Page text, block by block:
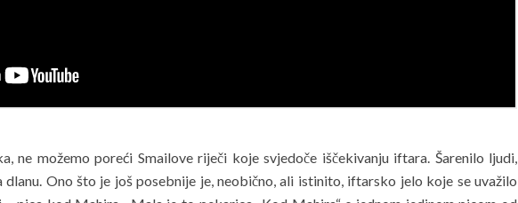
ne možemo poreći Smailove riječi koje svjedoče iščekivanju iftara. Šarenilo ljudi,
dlanu. Ono što je još posebnije je, neobično, ali istinito, iftarsko jelo koje se uvažilo